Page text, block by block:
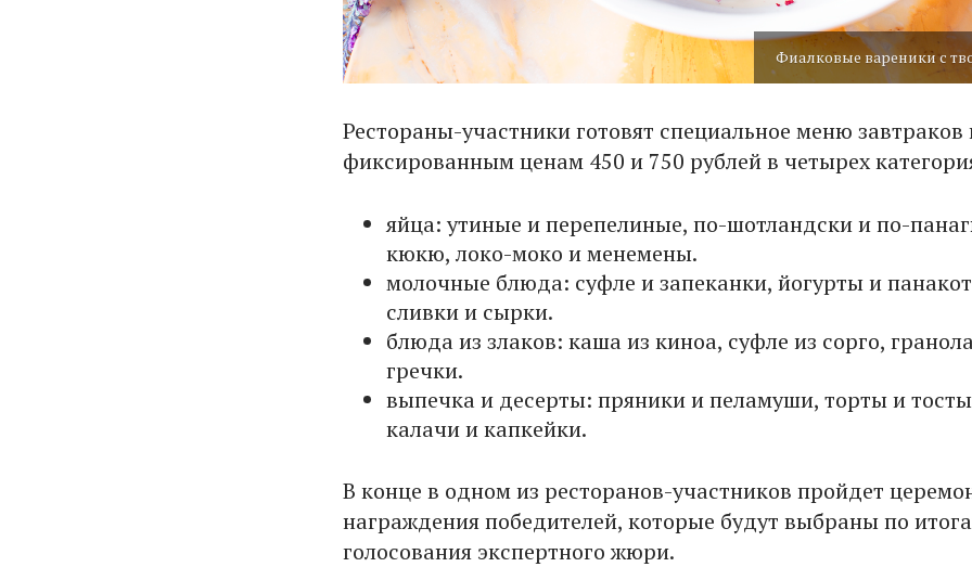
Фиалковые вареники с
Рестораны-участники готовят специальное меню завтраков
фиксированным ценам 450 и 750 рублей в четырех
яйца: утиные и перепелиные, по-шотландски и по-
кюкю, локо-моко и менемены.
молочные блюда: суфле и запеканки, йогурты и
сливки и сырки.
блюда из злаков: каша из киноа, суфле из сорго,
гречки.
выпечка и десерты: пряники и пеламуши, торты и
калачи и капкейки.
В конце в одном из ресторанов-участников пройдет
награждения победителей, которые будут выбраны по
голосования экспертного жюри.